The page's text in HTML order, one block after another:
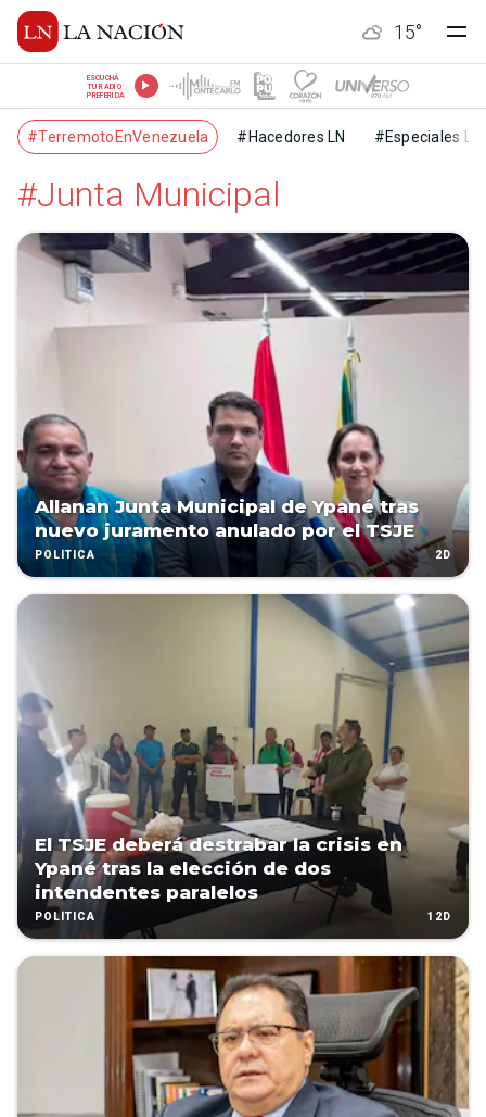
15°
ESCUCHÁ
TU RADIO
PREFERIDA
#TerremotoEnVenezuela #Hacedores LN #Especiales LN
#Junta Municipal
Allanan Junta Municipal de Ypané tras
nuevo juramento anulado por el TSJE
POLÍTICA 2D
El TSJE deberá destrabar la crisis en
Ypané tras la elección de dos
intendentes paralelos
POLÍTICA 12D